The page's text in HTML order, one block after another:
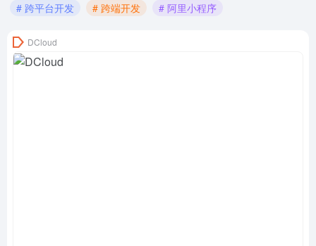
# 跨平台开发
# 跨端开发 # 阿里小程序
DCloud